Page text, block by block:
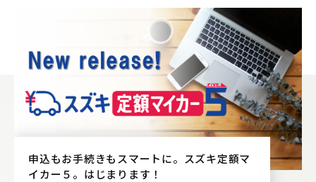
申込もお手続きもスマートに。スズキ定額マ
イカー５。はじまります！